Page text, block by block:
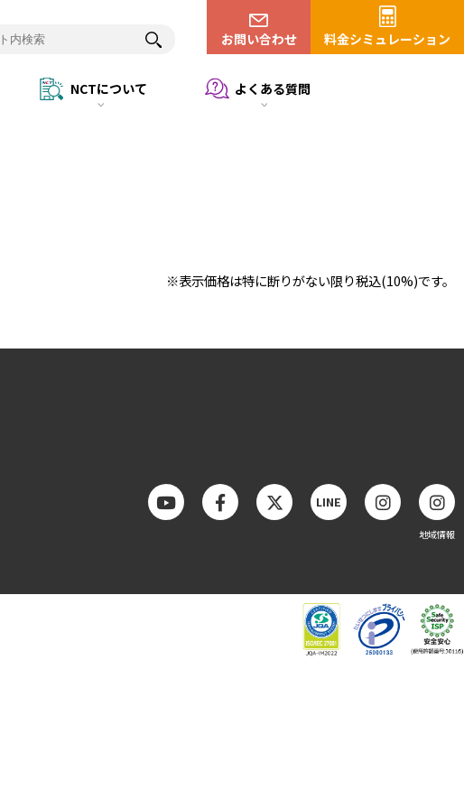
お問い合わせ 料金シミュレーション
NCTについて よくある質問
※表示価格は特に断りがない限り税込(10%)です。
LINE
地域情報